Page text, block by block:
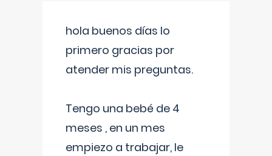
hola buenos días lo
primero gracias por
atender mis preguntas.
Tengo una bebé de 4
meses , en un mes
empiezo a trabajar, le